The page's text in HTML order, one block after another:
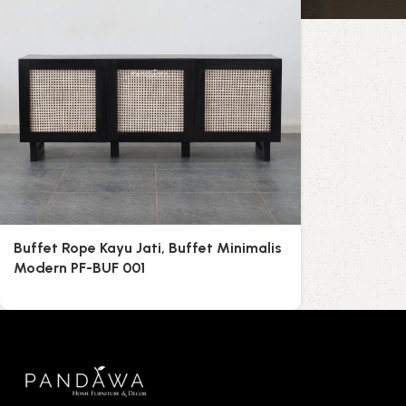
Buffet Rope Kayu Jati, Buffet Minimalis
Modern PF-BUF 001